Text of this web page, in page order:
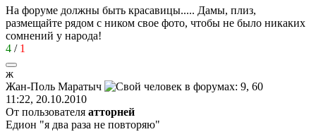
На форуме должны быть красавицы..... Дамы, плиз,
размещайте рядом с ником свое фото, чтобы не было никаких
сомнений у народа!
4 / 1
ж
Жан-Поль Маратыч
11:22, 20.10.2010
От пользователя атторней
Едион "я два раза не повторяю"